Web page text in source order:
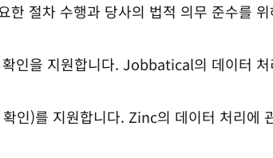
한 절차 수행과 당사의 법적 의무 준수를
인을 지원합니다. Jobbatical의 데이터
인)를 지원합니다. Zinc의 데이터 처리에